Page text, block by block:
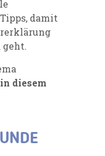
damit
diesem